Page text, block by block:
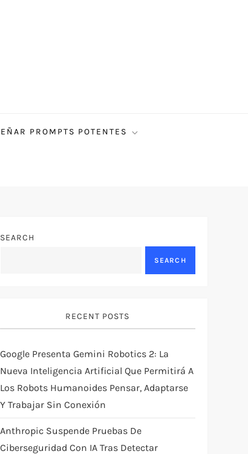
PROMPTS POTENTES
SEARCH
SEARCH
RECENT POSTS
Google Presenta Gemini Robotics 2: La
Nueva Inteligencia Artificial Que Permitirá A
Los Robots Humanoides Pensar, Adaptarse
Y Trabajar Sin Conexión
Anthropic Suspende Pruebas De
Ciberseguridad Con IA Tras Detectar